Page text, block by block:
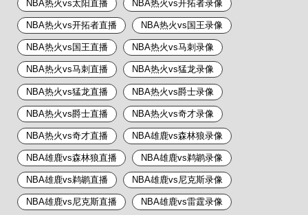
NBA热火vs太阳直播 NBA热火vs开拓者录像
NBA热火vs开拓者直播 NBA热火vs国王录像
NBA热火vs国王直播 NBA热火vs马刺录像
NBA热火vs马刺直播 NBA热火vs猛龙录像
NBA热火vs猛龙直播 NBA热火vs爵士录像
NBA热火vs爵士直播 NBA热火vs奇才录像
NBA热火vs奇才直播 NBA雄鹿vs森林狼录像
NBA雄鹿vs森林狼直播 NBA雄鹿vs鹈鹕录像
NBA雄鹿vs鹈鹕直播 NBA雄鹿vs尼克斯录像
NBA雄鹿vs尼克斯直播 NBA雄鹿vs雷霆录像